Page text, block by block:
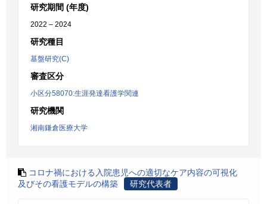
研究期間 (年度)
2022 – 2024
研究種目
基盤研究(C)
審査区分
小区分58070:生涯発達看護学関連
研究機関
湘南鎌倉医療大学
コロナ禍における入院患児への適切なケア内容の可視化
及びその看護モデルの構築
研究代表者